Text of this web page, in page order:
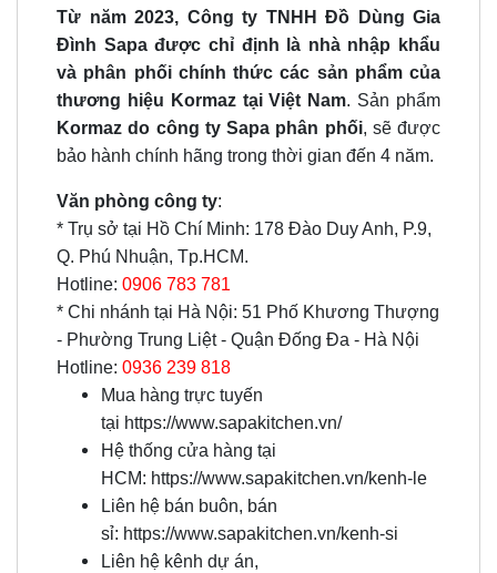
Từ năm 2023, Công ty TNHH Đồ Dùng Gia
Đình Sapa được chỉ định là nhà nhập khẩu
và phân phối chính thức các sản phẩm của
thương hiệu Kormaz tại Việt Nam. Sản phẩm
Kormaz do công ty Sapa phân phối, sẽ được
bảo hành chính hãng trong thời gian đến 4 năm.
Văn phòng công ty:
* Trụ sở tại Hồ Chí Minh: 178 Đào Duy Anh, P.9,
Q. Phú Nhuận, Tp.HCM.
Hotline: 0906 783 781
* Chi nhánh tại Hà Nội: 51 Phố Khương Thượng
- Phường Trung Liệt - Quận Đống Đa - Hà Nội
Hotline: 0936 239 818
Mua hàng trực tuyến
tại https://www.sapakitchen.vn/
Hệ thống cửa hàng tại
HCM: https://www.sapakitchen.vn/kenh-le
Liên hệ bán buôn, bán
sỉ: https://www.sapakitchen.vn/kenh-si
Liên hệ kênh dự án,